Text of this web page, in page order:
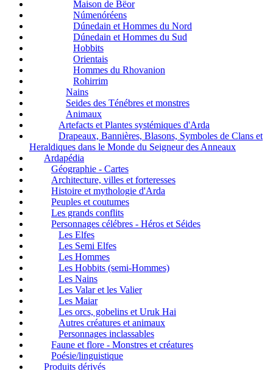
Maison de Bëor
Númenóréens
Dúnedain et Hommes du Nord
Dúnedain et Hommes du Sud
Hobbits
Orientais
Hommes du Rhovanion
Rohirrim
Nains
Seides des Ténébres et monstres
Animaux
Artefacts et Plantes systémiques d'Arda
Drapeaux, Bannières, Blasons, Symboles de Clans et
Heraldiques dans le Monde du Seigneur des Anneaux
Ardapédia
Géographie - Cartes
Architecture, villes et forteresses
Histoire et mythologie d'Arda
Peuples et coutumes
Les grands conflits
Personnages célébres - Héros et Séides
Les Elfes
Les Semi Elfes
Les Hommes
Les Hobbits (semi-Hommes)
Les Nains
Les Valar et les Valier
Les Maiar
Les orcs, gobelins et Uruk Hai
Autres créatures et animaux
Personnages inclassables
Faune et flore - Monstres et créatures
Poésie/linguistique
Produits dérivés